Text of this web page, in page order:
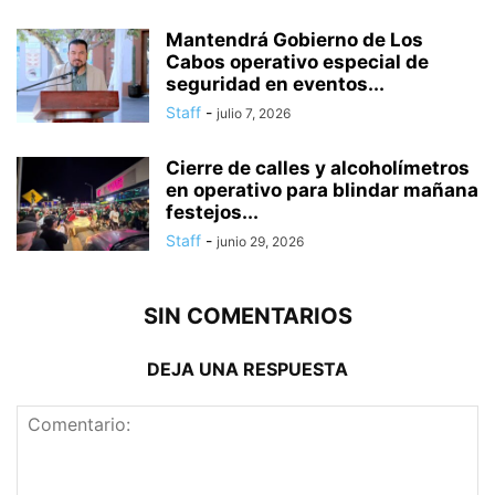
Mantendrá Gobierno de Los
Cabos operativo especial de
seguridad en eventos...
Staff - julio 7, 2026
Cierre de calles y alcoholímetros
en operativo para blindar mañana
festejos...
Staff - junio 29, 2026
SIN COMENTARIOS
DEJA UNA RESPUESTA